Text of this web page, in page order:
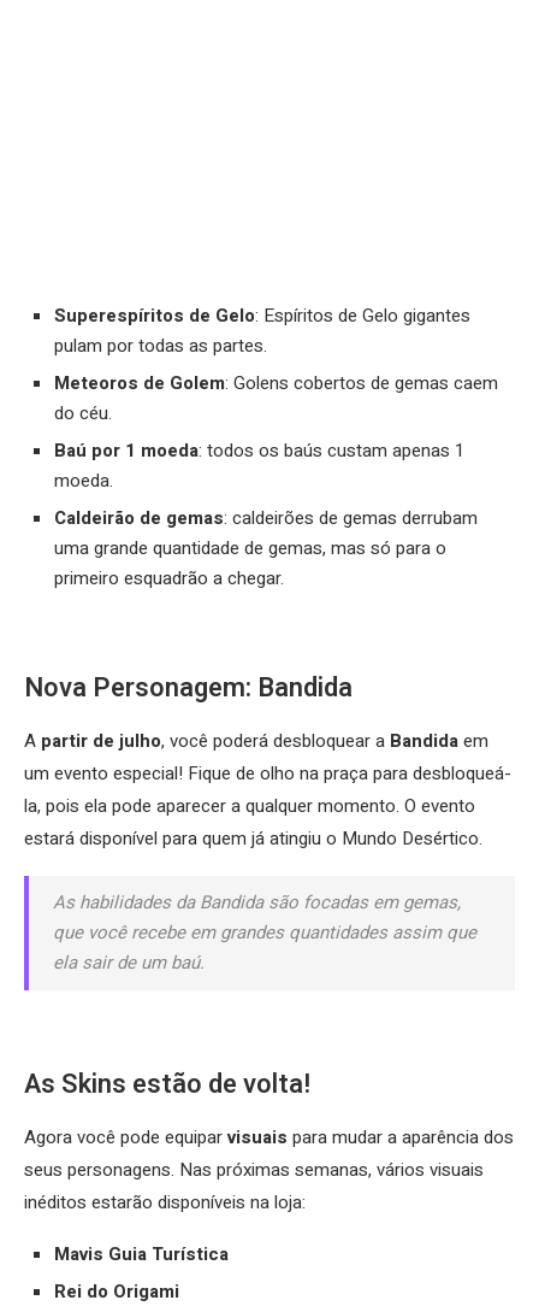
Superespíritos de Gelo: Espíritos de Gelo gigantes
pulam por todas as partes.
Meteoros de Golem: Golens cobertos de gemas caem
do céu.
Baú por 1 moeda: todos os baús custam apenas 1
moeda.
Caldeirão de gemas: caldeirões de gemas derrubam
uma grande quantidade de gemas, mas só para o
primeiro esquadrão a chegar.
Nova Personagem: Bandida
A partir de julho, você poderá desbloquear a Bandidaem
um evento especial! Fique de olho na praça para desbloqueá-
la, pois ela pode aparecer a qualquer momento. O evento
estará disponível para quem já atingiu o Mundo Desértico.
As habilidades da Bandida são focadas em gemas,
que você recebe em grandes quantidades assim que
ela sair de um baú.
As Skins estão de volta!
Agora você pode equiparvisuais para mudar a aparência dos
seus personagens. Nas próximas semanas, vários visuais
inéditos estarão disponíveis na loja:
Mavis Guia Turística
Rei do Origami